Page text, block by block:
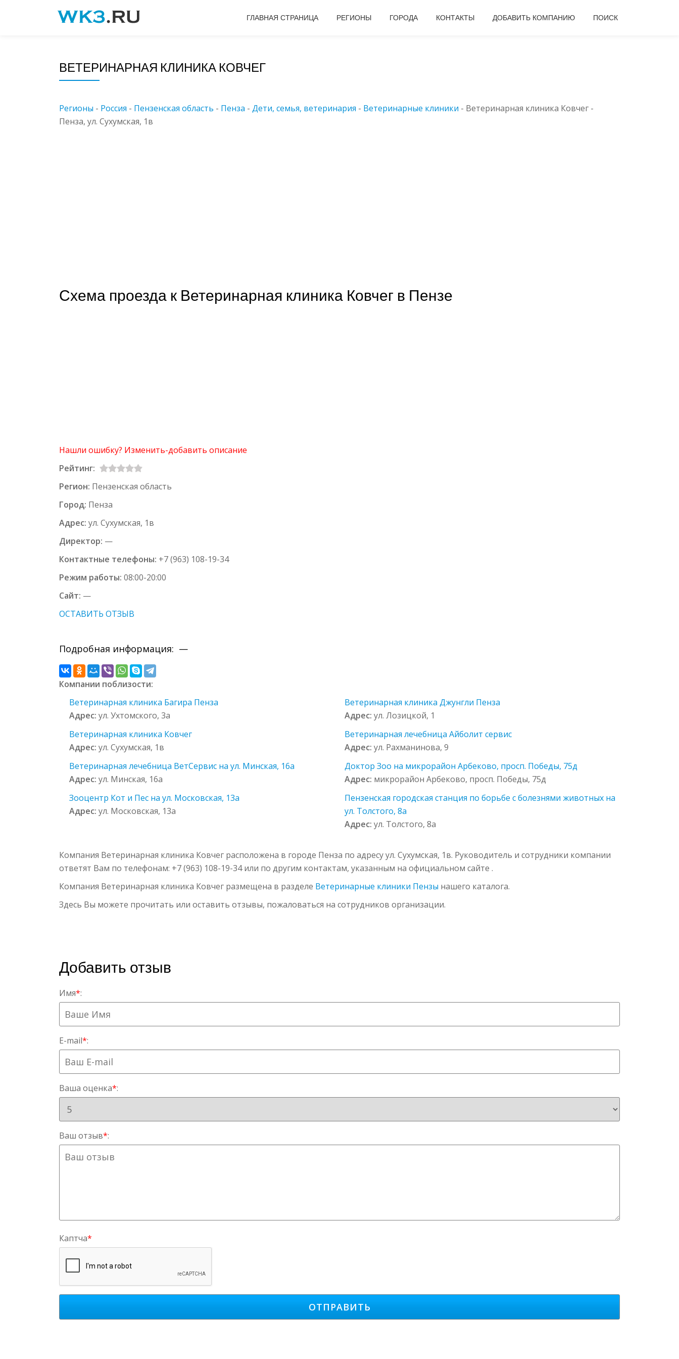
ГЛАВНАЯ СТРАНИЦА РЕГИОНЫ ГОРОДА КОНТАКТЫ ДОБАВИТЬ КОМПАНИЮ ПОИСК
ВЕТЕРИНАРНАЯ КЛИНИКА КОВЧЕГ
Регионы - Россия - Пензенская область - Пенза - Дети, семья, ветеринария - Ветеринарные клиники - Ветеринарная клиника Ковчег -
Пенза, ул. Сухумская, 1в
Схема проезда к Ветеринарная клиника Ковчег в Пензе
Нашли ошибку? Изменить-добавить описание
Рейтинг:
Регион: Пензенская область
Город: Пенза
Адрес: ул. Сухумская, 1в
Директор: —
Контактные телефоны: +7 (963) 108-19-34
Режим работы: 08:00-20:00
Сайт: —
ОСТАВИТЬ ОТЗЫВ
Подробная информация: —
Компании поблизости:
Ветеринарная клиника Багира Пенза
Адрес: ул. Ухтомского, 3а
Ветеринарная клиника Джунгли Пенза
Адрес: ул. Лозицкой, 1
Ветеринарная клиника Ковчег
Адрес: ул. Сухумская, 1в
Ветеринарная лечебница Айболит сервис
Адрес: ул. Рахманинова, 9
Ветеринарная лечебница ВетСервис на ул. Минская, 16а
Адрес: ул. Минская, 16а
Доктор Зоо на микрорайон Арбеково, просп. Победы, 75д
Адрес: микрорайон Арбеково, просп. Победы, 75д
Зооцентр Кот и Пес на ул. Московская, 13а
Адрес: ул. Московская, 13а
Пензенская городская станция по борьбе с болезнями животных на
ул. Толстого, 8а
Адрес: ул. Толстого, 8а
Компания Ветеринарная клиника Ковчег расположена в городе Пенза по адресу ул. Сухумская, 1в. Руководитель и сотрудники компании
ответят Вам по телефонам: +7 (963) 108-19-34 или по другим контактам, указанным на официальном сайте .
Компания Ветеринарная клиника Ковчег размещена в разделе Ветеринарные клиники Пензы нашего каталога.
Здесь Вы можете прочитать или оставить отзывы, пожаловаться на сотрудников организации.
Добавить отзыв
Имя*:
E-mail*:
Ваша оценка*:
Ваш отзыв*:
Каптча*